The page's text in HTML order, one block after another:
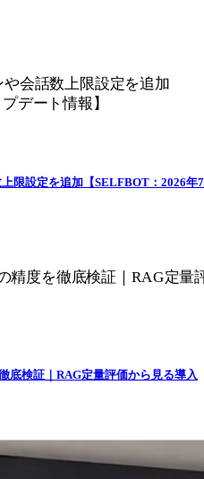
限設定を追加【SELFBOT：2026年7
底検証｜RAG定量評価から見る導入